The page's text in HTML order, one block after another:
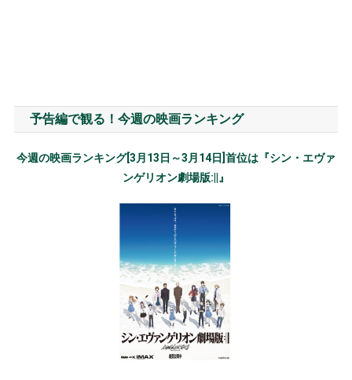
予告編で観る！今週の映画ランキング
今週の映画ランキング[3月13日～3月14日]首位は『シン・エヴァ
ンゲリオン劇場版:||』